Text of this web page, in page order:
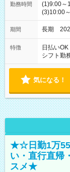
勤務時間
(1)9:00～
(3)10:00
期間 長期
特徴 日払いOK
シフト勤
気になる！
★☆日勤1万
い・直行直帰
スメ★